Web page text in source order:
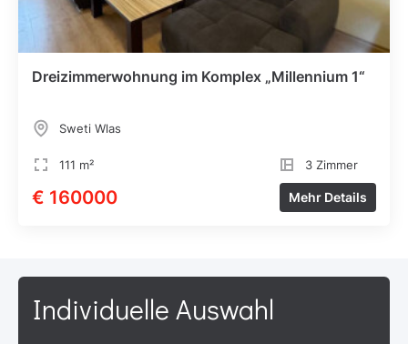
Dreizimmerwohnung im Komplex „Millennium 1“
Sweti Wlas
111 m² 3 Zimmer
€ 160000 Mehr Details
Individuelle Auswahl